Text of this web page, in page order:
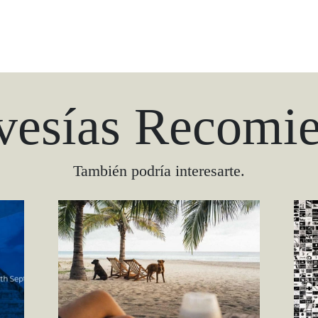
También podría interesarte.